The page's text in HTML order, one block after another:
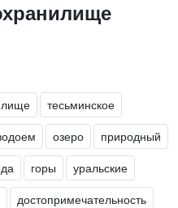
тесьминское
озеро природный
горы уральские
достопримечательность